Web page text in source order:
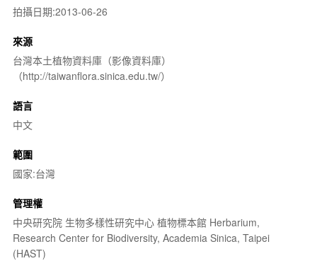
拍攝日期:2013-06-26
來源
台灣本土植物資料庫（影像資料庫）
（http://taiwanflora.sinica.edu.tw/）
語言
中文
範圍
國家:台灣
管理權
中央研究院 生物多樣性研究中心 植物標本館 Herbarium,
Research Center for Biodiversity, Academia Sinica, Taipei
(HAST)